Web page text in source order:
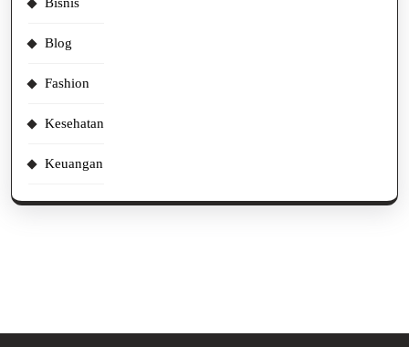
Blog
Fashion
Kesehatan
Keuangan